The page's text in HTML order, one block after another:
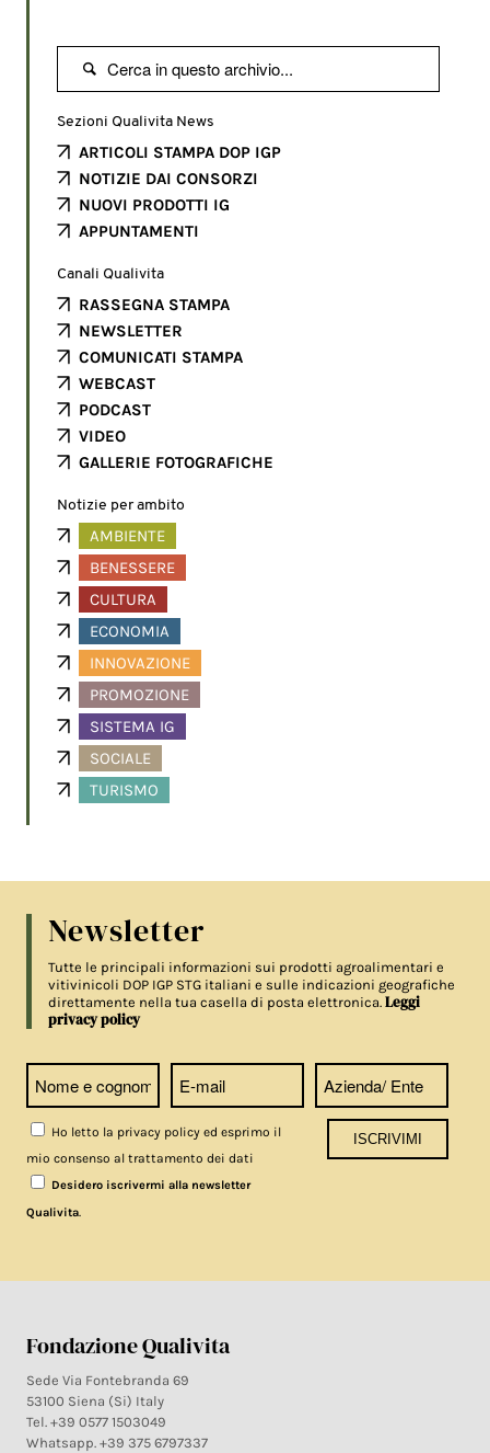

Sezioni Qualivita News
ARTICOLI STAMPA DOP IGP
NOTIZIE DAI CONSORZI
NUOVI PRODOTTI IG
APPUNTAMENTI
Canali Qualivita
RASSEGNA STAMPA
NEWSLETTER
COMUNICATI STAMPA
WEBCAST
PODCAST
VIDEO
GALLERIE FOTOGRAFICHE
Notizie per ambito
AMBIENTE
BENESSERE
CULTURA
ECONOMIA
INNOVAZIONE
PROMOZIONE
SISTEMA IG
SOCIALE
TURISMO
Newsletter
Tutte le principali informazioni sui prodotti agroalimentari e
vitivinicoli DOP IGP STG italiani e sulle indicazioni geografiche
direttamente nella tua casella di posta elettronica.Leggi
privacy policy
Ho letto la privacy policy ed esprimo il
mio consenso al trattamento dei dati
Desidero iscrivermi alla newsletter
Qualivita.
Fondazione Qualivita
Sede Via Fontebranda 69
53100 Siena (Si) Italy
Tel. +39 0577 1503049
Whatsapp. +39 375 6797337